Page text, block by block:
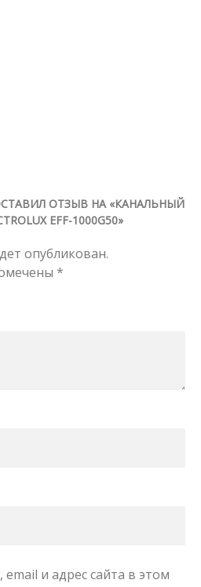
ОТЗЫВ НА «КАНАЛЬНЫЙ
EFF-1000G50»
опубликован.
*
и адрес сайта в этом